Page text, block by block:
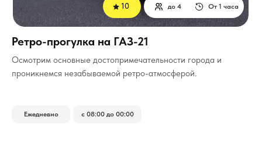
Осмотрим основные достопримечательности города и
проникнемся незабываемой ретро-атмосферой.
От 1 часа
до 4
Ежедневно с 08:00 до 00:00
Ретро-прогулка на ГАЗ-21
10